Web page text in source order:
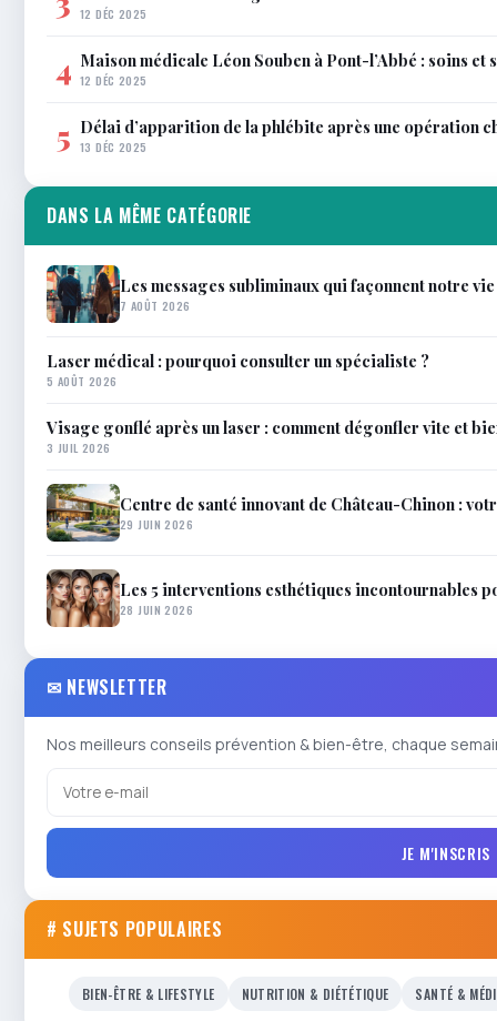
12 DÉC 2025
4 Maison médicale Léon Souben à Pont-l’Abbé : soins et
12 DÉC 2025
5 Délai d’apparition de la phlébite après une opération
13 DÉC 2025
DANS LA MÊME CATÉGORIE
Les messages subliminaux qui façonnent notre vie
7 AOÛT 2026
Laser médical : pourquoi consulter un spécialiste ?
5 AOÛT 2026
Visage gonflé après un laser : comment dégonfler vite et
3 JUIL 2026
Centre de santé innovant de Château-Chinon :
29 JUIN 2026
Les 5 interventions esthétiques incontournables
28 JUIN 2026
✉ NEWSLETTER
Nos meilleurs conseils prévention & bien-être, chaque
JE M'INSCRIS
# SUJETS POPULAIRES
BIEN-ÊTRE & LIFESTYLE NUTRITION & DIÉTÉTIQUE SANTÉ &